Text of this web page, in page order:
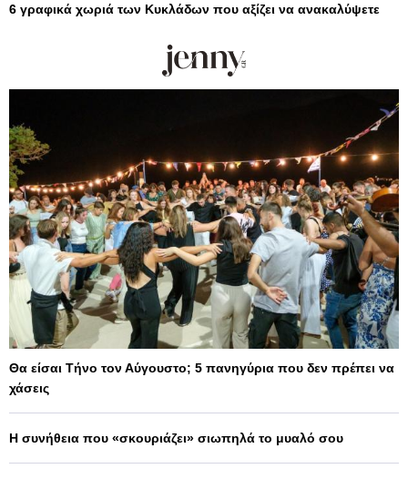
6 γραφικά χωριά των Κυκλάδων που αξίζει να ανακαλύψετε
Θα είσαι Τήνο τον Αύγουστο; 5 πανηγύρια που δεν πρέπει να
χάσεις
Η συνήθεια που «σκουριάζει» σιωπηλά το μυαλό σου